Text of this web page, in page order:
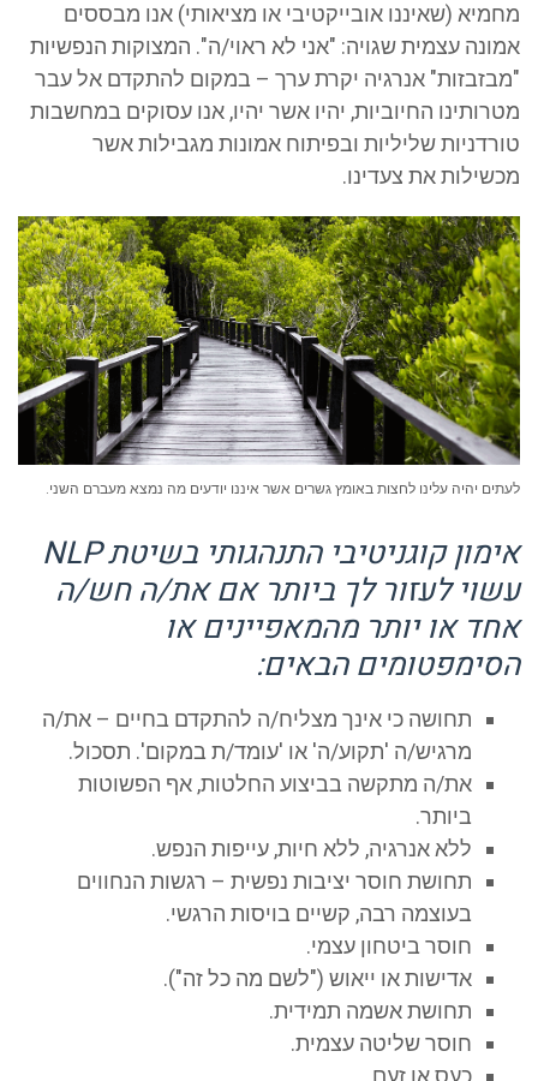
מחמיא (שאיננו אובייקטיבי או מציאותי) אנו מבססים
אמונה עצמית שגויה: "אני לא ראוי/ה". המצוקות הנפשיות
"מבזבזות" אנרגיה יקרת ערך – במקום להתקדם אל עבר
מטרותינו החיוביות, יהיו אשר יהיו, אנו עסוקים במחשבות
טורדניות שליליות ובפיתוח אמונות מגבילות אשר
מכשילות את צעדינו.
לעתים יהיה עלינו לחצות באומץ גשרים אשר איננו יודעים מה נמצא מעברם השני.
אימון קוגניטיבי התנהגותי בשיטת NLP
עשוי לעזור לך ביותר אם את/ה חש/ה
אחד או יותר מהמאפיינים או
הסימפטומים הבאים:
תחושה כי אינך מצליח/ה להתקדם בחיים – את/ה
מרגיש/ה 'תקוע/ה' או 'עומד/ת במקום'. תסכול.
את/ה מתקשה בביצוע החלטות, אף הפשוטות
ביותר.
ללא אנרגיה, ללא חיות, עייפות הנפש.
תחושת חוסר יציבות נפשית – רגשות הנחווים
בעוצמה רבה, קשיים בויסות הרגשי.
חוסר ביטחון עצמי.
אדישות או ייאוש ("לשם מה כל זה").
תחושת אשמה תמידית.
חוסר שליטה עצמית.
כעס או זעם.